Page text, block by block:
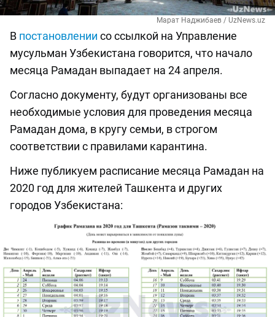
Марат Наджибаев / UzNews.uz
В постановлении со ссылкой на Управление
мусульман Узбекистана говорится, что начало
месяца Рамадан выпадает на 24 апреля.
Согласно документу, будут организованы все
необходимые условия для проведения месяца
Рамадан дома, в кругу семьи, в строгом
соответствии с правилами карантина.
Ниже публикуем расписание месяца Рамадан на
2020 год для жителей Ташкента и других
городов Узбекистана: